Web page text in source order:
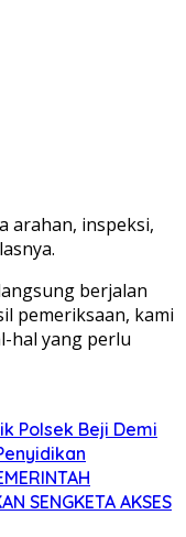
arahan, inspeksi,
berjalan
pemeriksaan, kami
hal yang perlu
Polsek Beji Demi
SENGKETA AKSES